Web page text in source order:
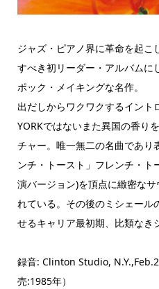
ジャズ・ピアノ界に革命を起
すべき初リーダー・アルバムに
ポック・メイキングな名作。
出だしからワクワクするイント
YORKではないまた異国の香り
チャー。唯一無二の名曲であり
ンチ・トースト」フレンチ・ト
演バージョン)を頂点に緻密な
れている。その後のミシェール
せるキャリア最初期、比類なき
録音: Clinton Studio,
売:1985年）